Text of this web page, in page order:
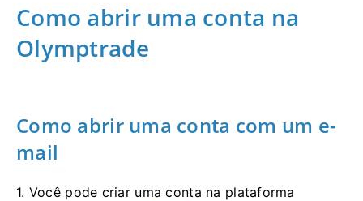
Como abrir uma conta na
Olymptrade
Como abrir uma conta com um e-
mail
1. Você pode criar uma conta na plataforma